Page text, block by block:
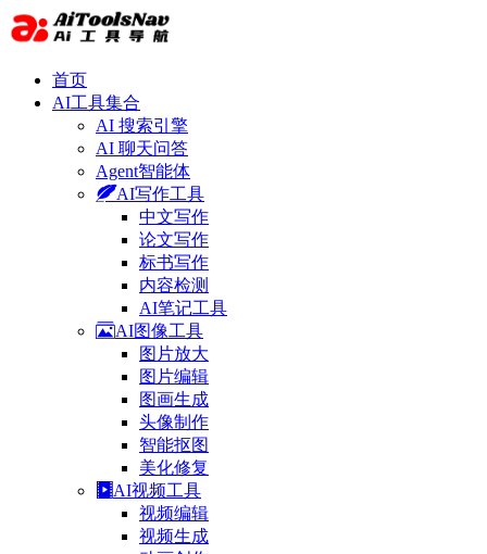
首页
AI工具集合
AI 搜索引擎
AI 聊天问答
Agent智能体
AI写作工具
中文写作
论文写作
标书写作
内容检测
AI笔记工具
AI图像工具
图片放大
图片编辑
图画生成
头像制作
智能抠图
美化修复
AI视频工具
视频编辑
视频生成